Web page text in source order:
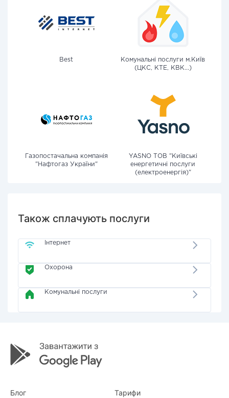
Best
Комунальні послуги м.Київ
(ЦКС, КТЕ, КВК...)
Газопостачальна компанія
"Нафтогаз України"
YASNO ТОВ "Київські
енергетичні послуги
(електроенергія)"
Також сплачують послуги
Інтернет
Охорона
Комунальні послуги
Блог Тарифи